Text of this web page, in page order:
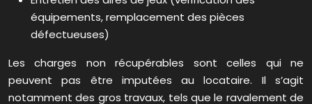
équipements, remplacement des pièces
défectueuses)
Les charges non récupérables sont celles qui ne
peuvent pas être imputées au locataire. Il s’agit
notamment des gros travaux, tels que le ravalement de